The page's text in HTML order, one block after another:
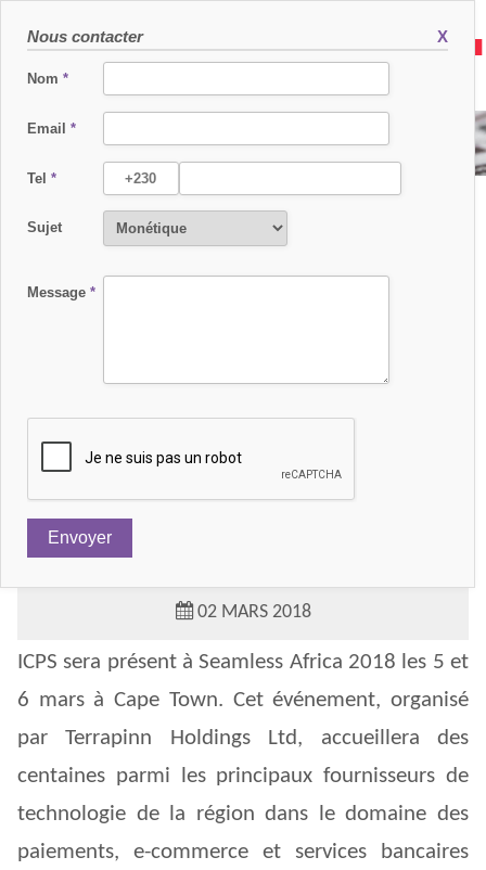
Nous contacter X
Nom *
Email *
Tel *
Sujet
Message *
SEAMLESS AFRICA 2018
SEAMLESS AFRICA 2018
02 MARS 2018
ICPS sera présent à Seamless Africa 2018 les 5 et
6 mars à Cape Town. Cet événement, organisé
par Terrapinn Holdings Ltd, accueillera des
centaines parmi les principaux fournisseurs de
technologie de la région dans le domaine des
paiements, e-commerce et services bancaires